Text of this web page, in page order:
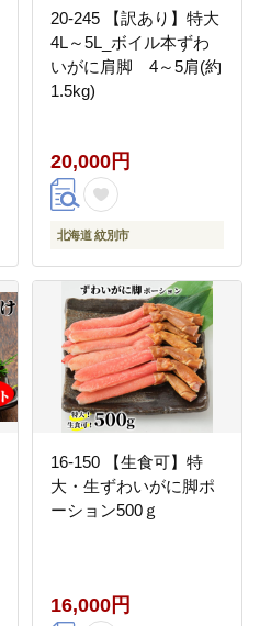
20-245 【訳あり】特大
4L～5L_ボイル本ずわ
いがに肩脚 4～5肩(約
1.5kg)
20,000円
北海道 紋別市
16-150 【生食可】特
大・生ずわいがに脚ポ
ーション500ｇ
16,000円